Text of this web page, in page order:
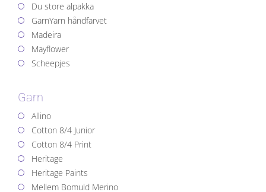
Du store alpakka
GarnYarn håndfarvet
Madeira
Mayflower
Scheepjes
Garn
Allino
Cotton 8/4 Junior
Cotton 8/4 Print
Heritage
Heritage Paints
Mellem Bomuld Merino